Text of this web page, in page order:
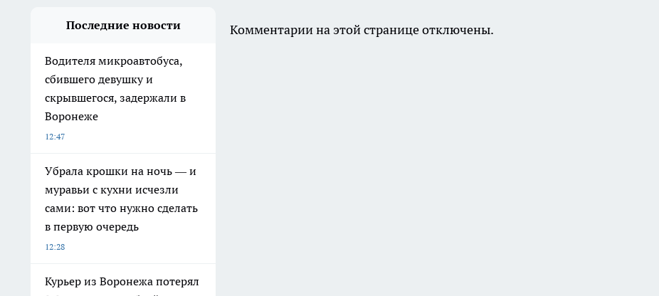
Последние новости
Водителя микроавтобуса,
сбившего девушку и
скрывшегося, задержали в
Воронеже
12:47
Убрала крошки на ночь — и
муравьи с кухни исчезли
сами: вот что нужно сделать
в первую очередь
12:28
Курьер из Воронежа потерял
Комментарии на этой странице отключены.